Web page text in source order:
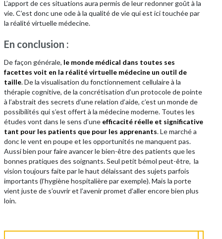
L’apport de ces situations aura permis de leur redonner goût à la
vie. C’est donc une ode à la qualité de vie qui est ici touchée par
la réalité virtuelle médecine.
En conclusion :
De façon générale, le monde médical dans toutes ses
facettes voit en la réalité virtuelle médecine un outil de
taille. De la visualisation du fonctionnement cellulaire à la
thérapie cognitive, de la concrétisation d’un protocole de pointe
à l’abstrait des secrets d’une relation d’aide, c’est un monde de
possibilités qui s’est offert à la médecine moderne. Toutes les
études vont dans le sens d’une efficacité réelle et significative
tant pour les patients que pour les apprenants. Le marché a
donc le vent en poupe et les opportunités ne manquent pas.
Aussi bien pour faire avancer le bien-être des patients que les
bonnes pratiques des soignants. Seul petit bémol peut-être, la
vision toujours faite par le haut délaissant des sujets parfois
importants (l’hygiène hospitalière par exemple). Mais la porte
vient juste de s’ouvrir et l’avenir promet d’aller encore bien plus
loin.